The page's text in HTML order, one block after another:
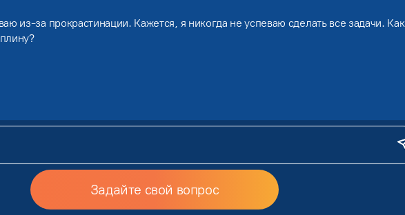
из-за прокрастинации. Кажется, я никогда не успеваю сделать все задачи. Как
Задайте свой вопрос